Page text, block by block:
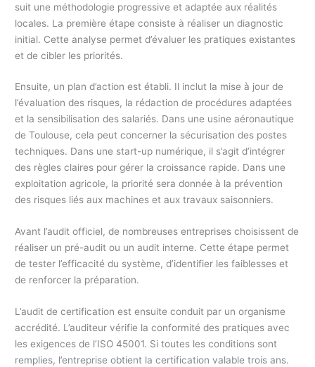
suit une méthodologie progressive et adaptée aux réalités
locales. La première étape consiste à réaliser un diagnostic
initial. Cette analyse permet d’évaluer les pratiques existantes
et de cibler les priorités.
Ensuite, un plan d’action est établi. Il inclut la mise à jour de
l’évaluation des risques, la rédaction de procédures adaptées
et la sensibilisation des salariés. Dans une usine aéronautique
de Toulouse, cela peut concerner la sécurisation des postes
techniques. Dans une start-up numérique, il s’agit d’intégrer
des règles claires pour gérer la croissance rapide. Dans une
exploitation agricole, la priorité sera donnée à la prévention
des risques liés aux machines et aux travaux saisonniers.
Avant l’audit officiel, de nombreuses entreprises choisissent de
réaliser un pré-audit ou un audit interne. Cette étape permet
de tester l’efficacité du système, d’identifier les faiblesses et
de renforcer la préparation.
L’audit de certification est ensuite conduit par un organisme
accrédité. L’auditeur vérifie la conformité des pratiques avec
les exigences de l’ISO 45001. Si toutes les conditions sont
remplies, l’entreprise obtient la certification valable trois ans.